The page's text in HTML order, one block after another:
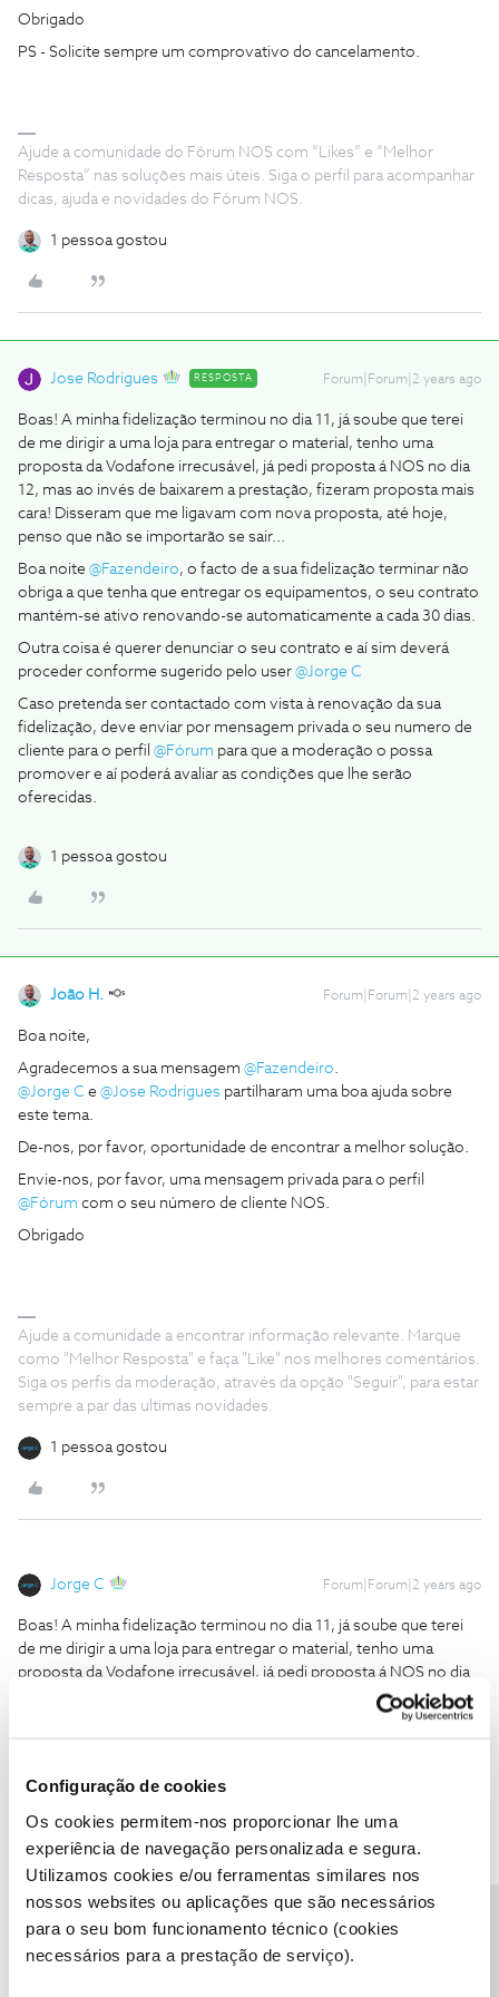
Configuração de cookies
Os cookies permitem-nos proporcionar lhe uma
experiência de navegação personalizada e segura.
Utilizamos cookies e/ou ferramentas similares nos
nossos websites ou aplicações que são necessários
para o seu bom funcionamento técnico (cookies
necessários para a prestação de serviço).
Obrigado
PS - Solicite sempre um comprovativo do cancelamento.
Ajude a comunidade do Fórum NOS com “Likes” e “Melhor
Resposta” nas soluções mais úteis. Siga o perfil para acompanhar
dicas, ajuda e novidades do Fórum NOS.
1 pessoa gostou
Jose Rodrigues RESPOSTA Forum|Forum|2 years ago
Boas! A minha fidelização terminou no dia 11, já soube que terei
de me dirigir a uma loja para entregar o material, tenho uma
proposta da Vodafone irrecusável, já pedi proposta á NOS no dia
12, mas ao invés de baixarem a prestação, fizeram proposta mais
cara! Disseram que me ligavam com nova proposta, até hoje,
penso que não se importarão se sair...
Boa noite @Fazendeiro, o facto de a sua fidelização terminar não
obriga a que tenha que entregar os equipamentos, o seu contrato
mantém-se ativo renovando-se automaticamente a cada 30 dias.
Outra coisa é querer denunciar o seu contrato e aí sim deverá
proceder conforme sugerido pelo user @Jorge C
Caso pretenda ser contactado com vista à renovação da sua
fidelização, deve enviar por mensagem privada o seu numero de
cliente para o perfil @Fórum para que a moderação o possa
promover e aí poderá avaliar as condições que lhe serão
oferecidas.
1 pessoa gostou
João H. Forum|Forum|2 years ago
Boa noite,
Agradecemos a sua mensagem @Fazendeiro.
@Jorge C e @Jose Rodrigues partilharam uma boa ajuda sobre
este tema.
De-nos, por favor, oportunidade de encontrar a melhor solução.
Envie-nos, por favor, uma mensagem privada para o perfil
@Fórum com o seu número de cliente NOS.
Obrigado
Ajude a comunidade a encontrar informação relevante. Marque
como "Melhor Resposta" e faça "Like" nos melhores comentários.
Siga os perfis da moderação, através da opção "Seguir", para estar
sempre a par das ultimas novidades.
1 pessoa gostou
Jorge C Forum|Forum|2 years ago
Boas! A minha fidelização terminou no dia 11, já soube que terei
de me dirigir a uma loja para entregar o material, tenho uma
proposta da Vodafone irrecusável, já pedi proposta á NOS no dia
12, mas ao invés de baixarem a prestação, fizeram proposta mais
cara! Disseram que me ligavam com nova proposta, até hoje,
@Fazendeiro
obriga a que tenha que entregar os equipamentos, o seu contrato
mantém-se ativo renovando-se automaticamente a cada 30 dias.
Outra coisa é querer denunciar o seu contrato e aí sim deverá
proceder conforme sugerido pelo user@Jorge C
Caso pretenda ser contactado com vista à renovação da sua
fidelização, deve enviar por mensagem privada o seu numero de
cliente para o perfil@Fórumpara que a moderação o possa